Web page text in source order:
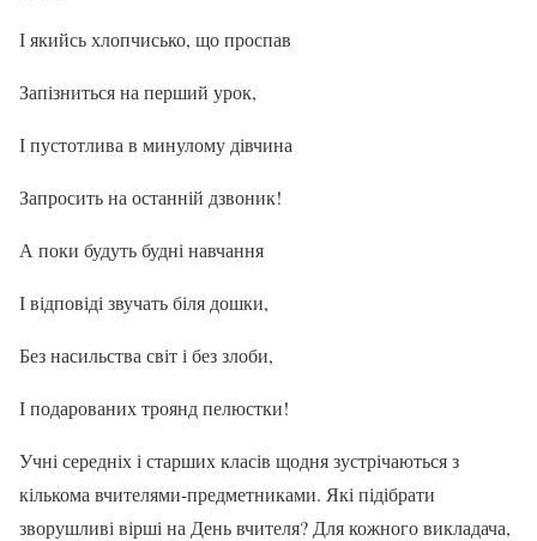
І якийсь хлопчисько, що проспав
Запізниться на перший урок,
І пустотлива в минулому дівчина
Запросить на останній дзвоник!
А поки будуть будні навчання
І відповіді звучать біля дошки,
Без насильства світ і без злоби,
І подарованих троянд пелюстки!
Учні середніх і старших класів щодня зустрічаються з
кількома вчителями-предметниками. Які підібрати
зворушливі вірші на День вчителя? Для кожного викладача,